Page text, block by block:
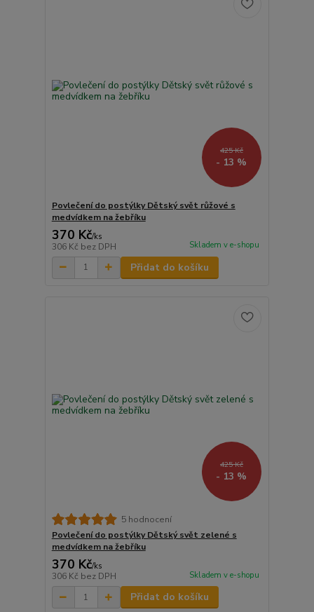
425 Kč
- 13 %
Povlečení do postýlky Dětský svět růžové s
medvídkem na žebříku
370 Kč/ks
306 Kč bez DPH Skladem v e-shopu
Přidat do košíku
425 Kč
- 13 %
5 hodnocení
Povlečení do postýlky Dětský svět zelené s
medvídkem na žebříku
370 Kč/ks
306 Kč bez DPH Skladem v e-shopu
Přidat do košíku